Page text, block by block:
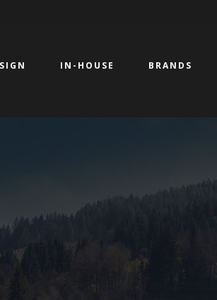
IN-HOUSE BRANDS